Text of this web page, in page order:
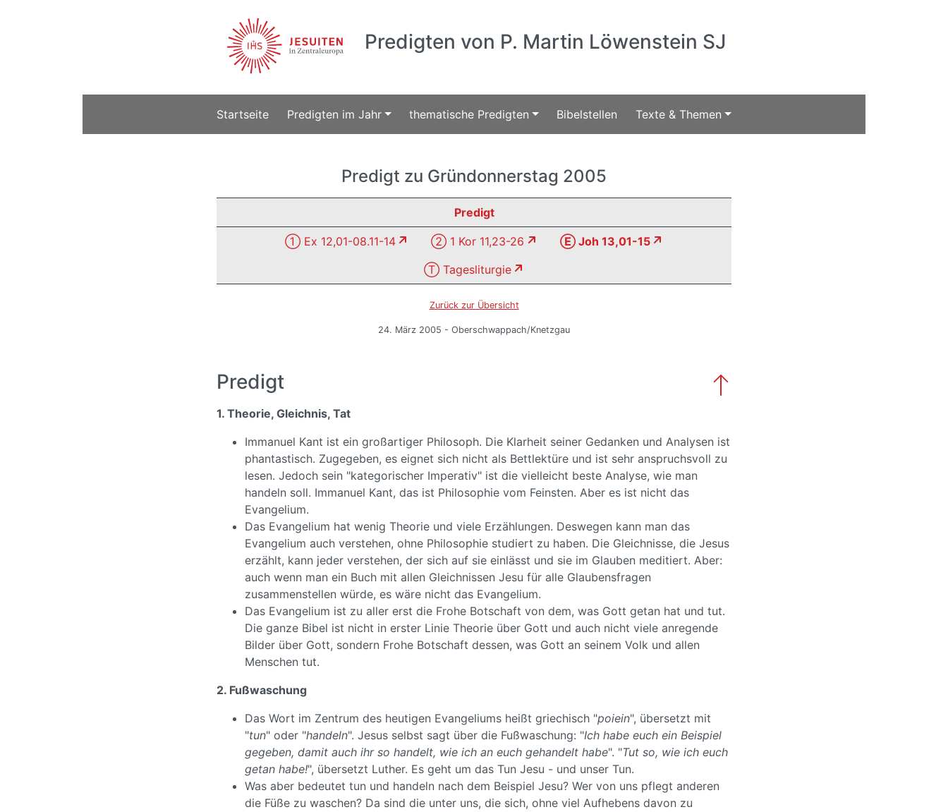
Predigten von P. Martin Löwenstein SJ
Startseite Predigten im Jahr thematische Predigten Bibelstellen Texte & Themen
Predigt zu Gründonnerstag 2005
Predigt
① Ex 12,01-08.11-14 ② 1 Kor 11,23-26
Ⓔ Joh 13,01-15
Ⓣ Tagesliturgie
Zurück zur Übersicht
24. März 2005 - Oberschwappach/Knetzgau
Predigt
1. Theorie, Gleichnis, Tat
Immanuel Kant ist ein großartiger Philosoph. Die Klarheit seiner Gedanken und Analysen ist
phantastisch. Zugegeben, es eignet sich nicht als Bettlektüre und ist sehr anspruchsvoll zu
lesen. Jedoch sein "kategorischer Imperativ" ist die vielleicht beste Analyse, wie man
handeln soll. Immanuel Kant, das ist Philosophie vom Feinsten. Aber es ist nicht das
Evangelium.
Das Evangelium hat wenig Theorie und viele Erzählungen. Deswegen kann man das
Evangelium auch verstehen, ohne Philosophie studiert zu haben. Die Gleichnisse, die Jesus
erzählt, kann jeder verstehen, der sich auf sie einlässt und sie im Glauben meditiert. Aber:
auch wenn man ein Buch mit allen Gleichnissen Jesu für alle Glaubensfragen
zusammenstellen würde, es wäre nicht das Evangelium.
Das Evangelium ist zu aller erst die Frohe Botschaft von dem, was Gott getan hat und tut.
Die ganze Bibel ist nicht in erster Linie Theorie über Gott und auch nicht viele anregende
Bilder über Gott, sondern Frohe Botschaft dessen, was Gott an seinem Volk und allen
Menschen tut.
2. Fußwaschung
Das Wort im Zentrum des heutigen Evangeliums heißt griechisch "poiein", übersetzt mit
"tun" oder "handeln". Jesus selbst sagt über die Fußwaschung: "Ich habe euch ein Beispiel
gegeben, damit auch ihr so handelt, wie ich an euch gehandelt habe". "Tut so, wie ich euch
getan habe!", übersetzt Luther. Es geht um das Tun Jesu - und unser Tun.
Was aber bedeutet tun und handeln nach dem Beispiel Jesu? Wer von uns pflegt anderen
die Füße zu waschen? Da sind die unter uns, die sich, ohne viel Aufhebens davon zu